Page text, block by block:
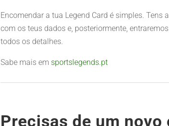
Encomendar a tua Legend Card é simples. Tens
com os teus dados e, posteriormente,
todos os detalhes.
Sabe mais em sportslegends.pt
Precisas de um